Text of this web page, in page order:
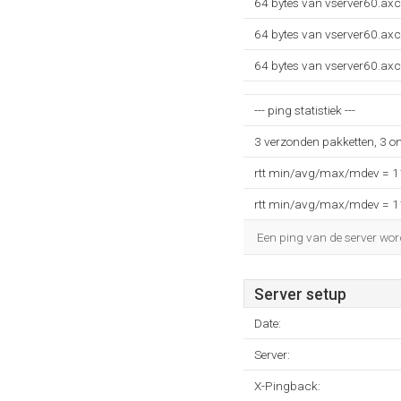
64 bytes van
64 bytes van
--- ping statistiek ---
3 verzonden pakketten, 3
rtt min/avg/max/mdev =
rtt min/avg/max/mdev =
Een ping van de server
Server setup
Date:
Server:
X-Pingback: